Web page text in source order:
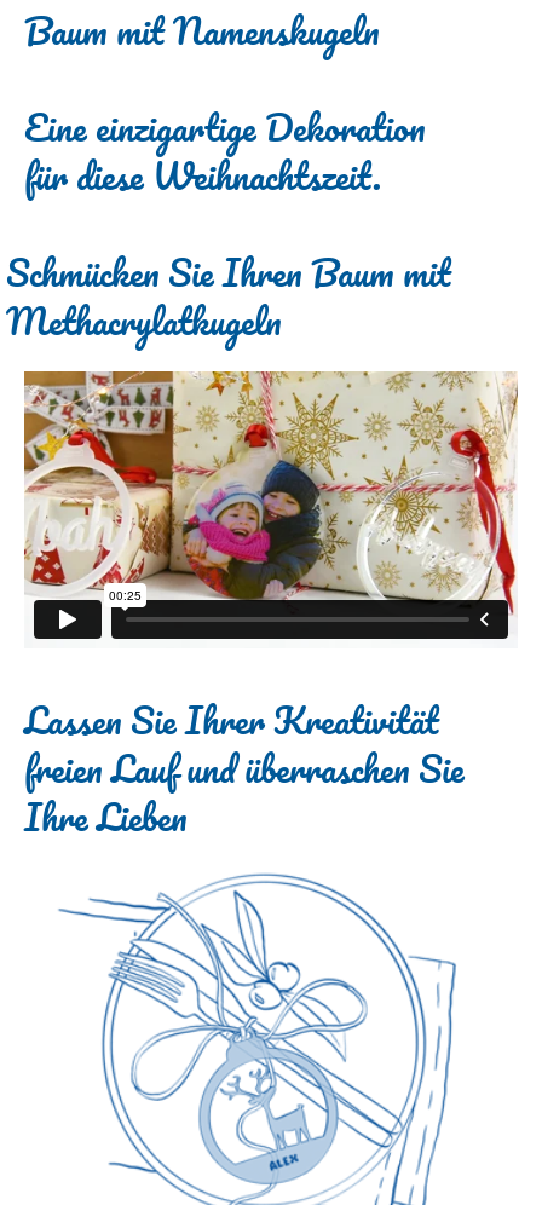
Baum mit Namenskugeln
Eine einzigartige Dekoration
für diese Weihnachtszeit.
Schmücken Sie Ihren Baum mit
Methacrylatkugeln
Lassen Sie Ihrer Kreativität
freien Lauf und überraschen Sie
Ihre Lieben